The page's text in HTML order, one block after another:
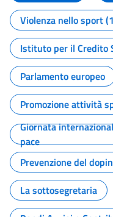
Violenza nello sport
Istituto per il Credito
Parlamento europeo
Promozione attività
Giornata
pace
Prevenzione del
La sottosegretaria